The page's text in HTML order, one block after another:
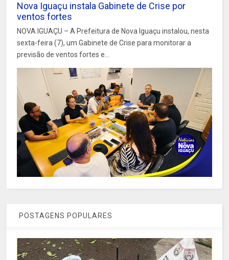
Nova Iguaçu instala Gabinete de Crise por
ventos fortes
NOVA IGUAÇU – A Prefeitura de Nova Iguaçu instalou, nesta
sexta-feira (7), um Gabinete de Crise para monitorar a
previsão de ventos fortes e...
POSTAGENS POPULARES